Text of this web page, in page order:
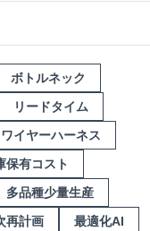
ボトルネック
リードタイム
ワイヤーハーネス
保有コスト
多品種少量生産
再計画
最適化AI